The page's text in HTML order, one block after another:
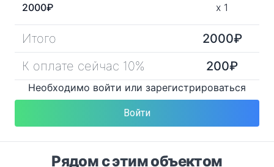
2000₽ x 1
Итого 2000₽
К оплате сейчас 10%
200₽
Необходимо войти или зарегистрироваться
Войти
Рядом с этим объектом